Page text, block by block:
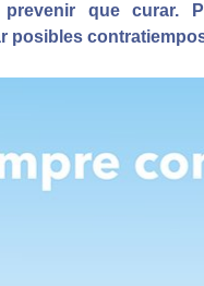
prevenir que curar.
posibles